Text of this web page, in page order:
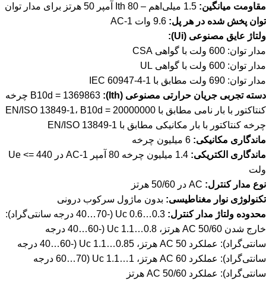
مقاومت میانگین:
توان پخش شده در هر پل:
ولتاژ عایق مصنوعی (Ui):
مدار توان: 600 ولت با گواهی CSA
مدار توان: 600 ولت با گواهی UL
مدار توان: 690 ولت مطابق با IEC 60947-4-1
دسته تجربی جریان حرارتی مصنوعی (Ith):
B10d = 1369863 چرخه
کنتاکتور با بار نامی مطابق با EN/ISO 13849-1، B10d = 20000000
چرخه کنتاکتور با بار مکانیکی مطابق با EN/ISO 13849-1
ماندگاری مکانیکی:
ماندگاری الکتریکی:
1.4 میلیون چرخه 80 آمپر AC-1 در Ue <= 440
ولت
نوع مدار کنترل:
تکنولوژی نوار مغناطیسی: بدون ماژول سرکوب درونی
محدوده ولتاژ مدار کنترل:
0.3…0.6 Uc (-40…70 درجه سانتی‌گراد):
خارج شدن AC 50/60 هرتز، 0.8…1.1 Uc (-40…60 درجه
سانتی‌گراد): عملکرد AC 50 هرتز، 0.85…1.1 Uc (-40…60 درجه
سانتی‌گراد): عملکرد AC 60 هرتز، 1…1.1 Uc (60…70 درجه
سانتی‌گراد): عملکرد AC 50/60 هرتز